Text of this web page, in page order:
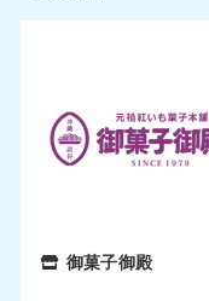
御菓子御殿